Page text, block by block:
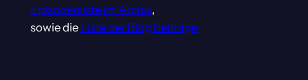
Episodenliste im Archiv,
sowie die Liste der Blog Beiträge